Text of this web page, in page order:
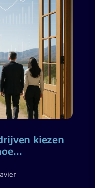
kiezen